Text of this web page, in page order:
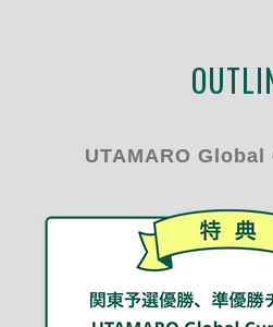
UTAMARO Global